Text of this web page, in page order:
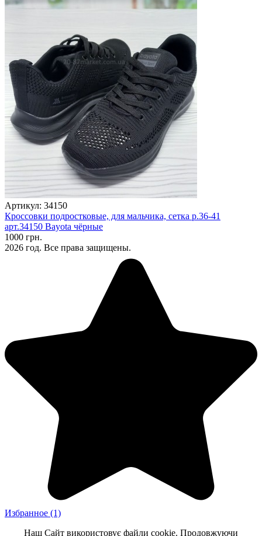
Артикул: 34150
Кроссовки подростковые, для мальчика, сетка р.36-41
арт.34150 Bayota чёрные
1000 грн.
2026 год. Все права защищены.
Избранное (1)
Наш Сайт використовує файли cookie. Продовжуючи